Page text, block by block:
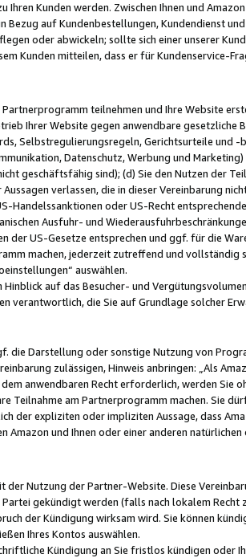
Kunden werden. Zwischen Ihnen und
Bezug auf Kundenbestellungen, Kundendienst
oder abwickeln; sollte sich einer unserer
Kunden mitteilen, dass er für Kundenservice-
teilnehmen und Ihre Website
Ihrer Website gegen anwendbare gesetzliche
Selbstregulierungsregeln, Gerichtsurteile und
Datenschutz, Werbung und
geschäftsfähig sind); (d) Sie den Nutzen der
verlassen, die in dieser Vereinbarung
oder US-Recht
Ausfuhr- und
der US-Gesetze entsprechen und ggf. für die
machen, jederzeit zutreffend und vollständig
auswählen.
auf das Besucher- und
verantwortlich, die Sie auf Grundlage solcher
die Darstellung oder sonstige Nutzung von
zulässigen, Hinweis anbringen: „Als
anwendbaren Recht erforderlich, werden Sie
am Partnerprogramm machen. Sie
der expliziten oder impliziten Aussage, dass
und Ihnen oder einer anderen
Nutzung der Partner-Website. Diese
gekündigt werden (falls nach lokalem Recht
der Kündigung wirksam wird. Sie können
Ihres Kontos auswählen.
Kündigung an Sie fristlos kündigen oder